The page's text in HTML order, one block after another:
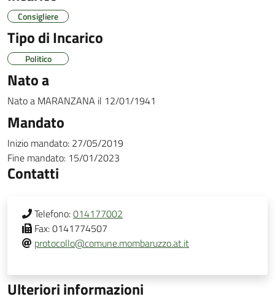
Consigliere
Tipo di Incarico
Politico
Nato a
Nato a MARANZANA il 12/01/1941
Mandato
Inizio mandato: 27/05/2019
Fine mandato: 15/01/2023
Contatti
Telefono:014177002
Fax:0141774507
protocollo@comune.mombaruzzo.at.it
Ulteriori informazioni